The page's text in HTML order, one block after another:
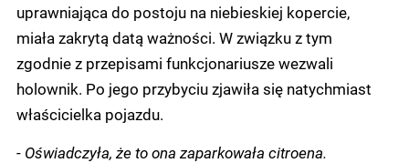
uprawniająca do postoju na niebieskiej kopercie,
miała zakrytą datą ważności. W związku z tym
zgodnie z przepisami funkcjonariusze wezwali
holownik. Po jego przybyciu zjawiła się natychmiast
właścicielka pojazdu.
- Oświadczyła, że to ona zaparkowała citroena.